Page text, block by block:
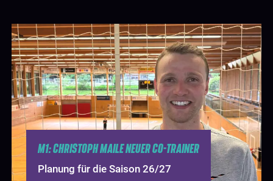
M1: CHRISTOPH MAILE NEUER CO-TRAINER
Planung für die Saison 26/27